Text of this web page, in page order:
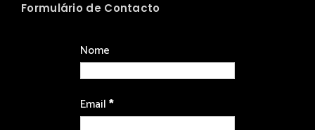
Formulário de Contacto
Nome
Email*